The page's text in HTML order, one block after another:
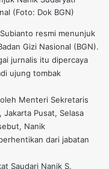
(Foto: Dok BGN)
resmi menunjuk
Gizi Nasional (BGN).
jurnalis itu dipercaya
ujung tombak
Menteri Sekretaris
Pusat, Selasa
Nanik
dari jabatan
Saudari Nanik S.